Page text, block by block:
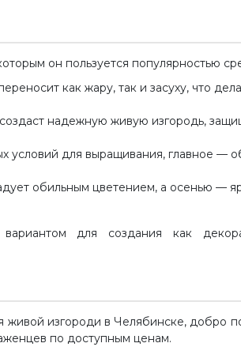
он пользуется популярностью
как жару, так и засуху, что
надежную живую изгородь,
условий для выращивания, главное —
обильным цветением, а осенью —
для создания как
изгороди в Челябинске, добро
по доступным ценам.